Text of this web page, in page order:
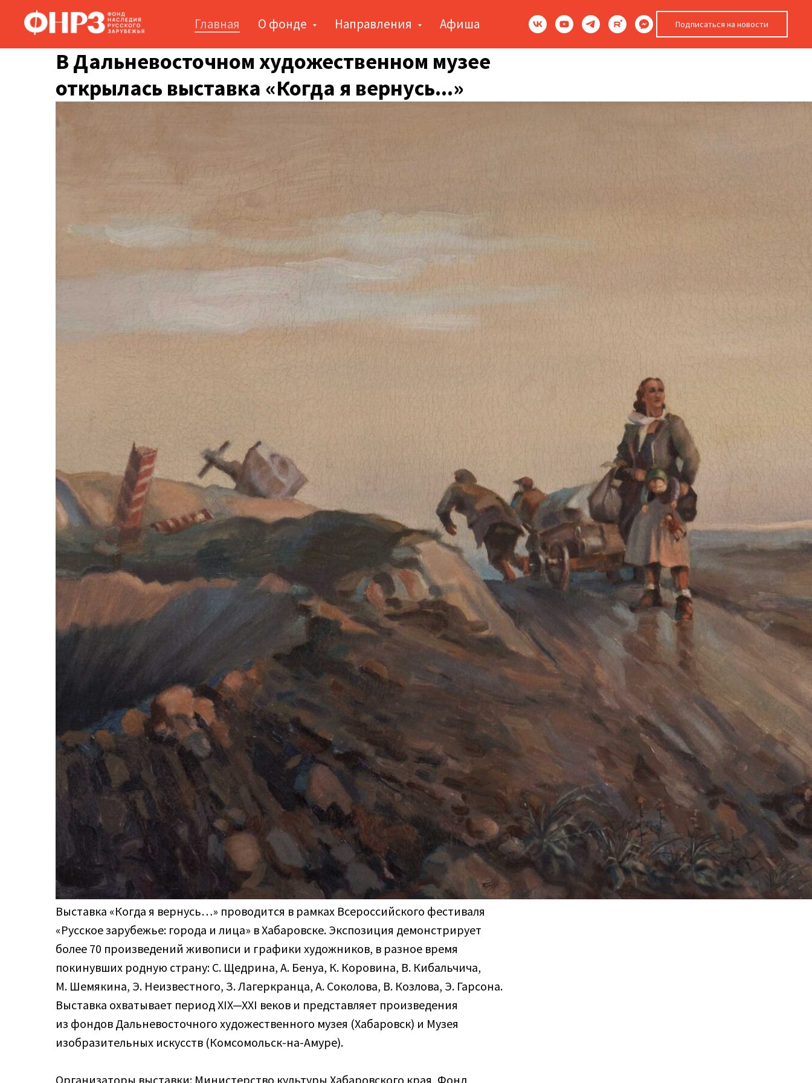
Главная О фонде Направления Афиша Подписаться на новости
В Дальневосточном художественном музее
открылась выставка «Когда я вернусь...»
Выставка «Когда я вернусь…» проводится в рамках Всероссийского фестиваля
«Русское зарубежье: города и лица» в Хабаровске. Экспозиция демонстрирует
более 70 произведений живописи и графики художников, в разное время
покинувших родную страну: С. Щедрина, А. Бенуа, К. Коровина, В. Кибальчича,
М. Шемякина, Э. Неизвестного, З. Лагеркранца, А. Соколова, В. Козлова, Э. Гарсона.
Выставка охватывает период XIX—XXI веков и представляет произведения
из фондов Дальневосточного художественного музея (Хабаровск) и Музея
изобразительных искусств (Комсомольск-на-Амуре).
Организаторы выставки: Министерство культуры Хабаровского края, Фонд